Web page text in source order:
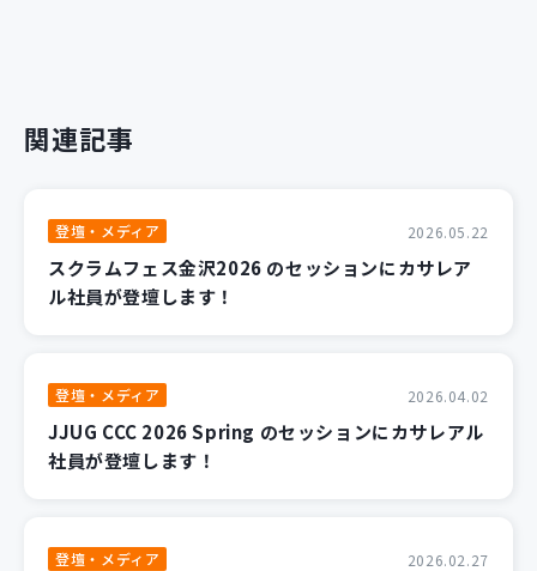
関連記事
登壇・メディア 2026.05.22
スクラムフェス金沢2026 のセッションにカサレア
ル社員が登壇します！
登壇・メディア 2026.04.02
JJUG CCC 2026 Spring のセッションにカサレアル
社員が登壇します！
登壇・メディア 2026.02.27